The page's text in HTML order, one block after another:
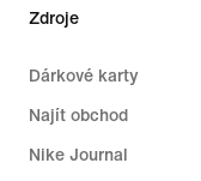
Zdroje
Dárkové karty
Najít obchod
Nike Journal